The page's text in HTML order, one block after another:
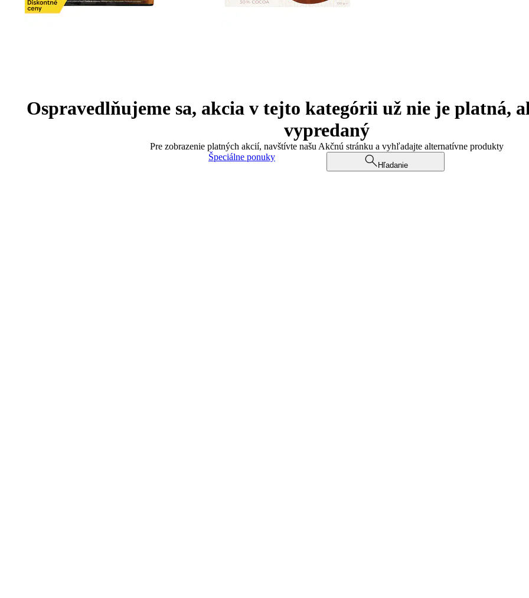
Ospravedlňujeme sa, akcia v tejto kategórii už nie je platná,
vypredaný
Pre zobrazenie platných akcií, navštívte našu Akčnú stránku a vyhľadajte alternatívne produkty
Špeciálne ponuky
Hľadanie